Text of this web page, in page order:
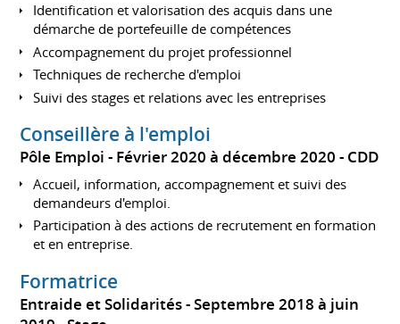
Identification et valorisation des acquis dans une
démarche de portefeuille de compétences
Accompagnement du projet professionnel
Techniques de recherche d'emploi
Suivi des stages et relations avec les entreprises
Conseillère à l'emploi
Pôle Emploi Février 2020 à décembre 2020 CDD
Accueil, information, accompagnement et suivi des
demandeurs d'emploi.
Participation à des actions de recrutement en formation
et en entreprise.
Formatrice
Entraide et Solidarités
Septembre 2018 à juin